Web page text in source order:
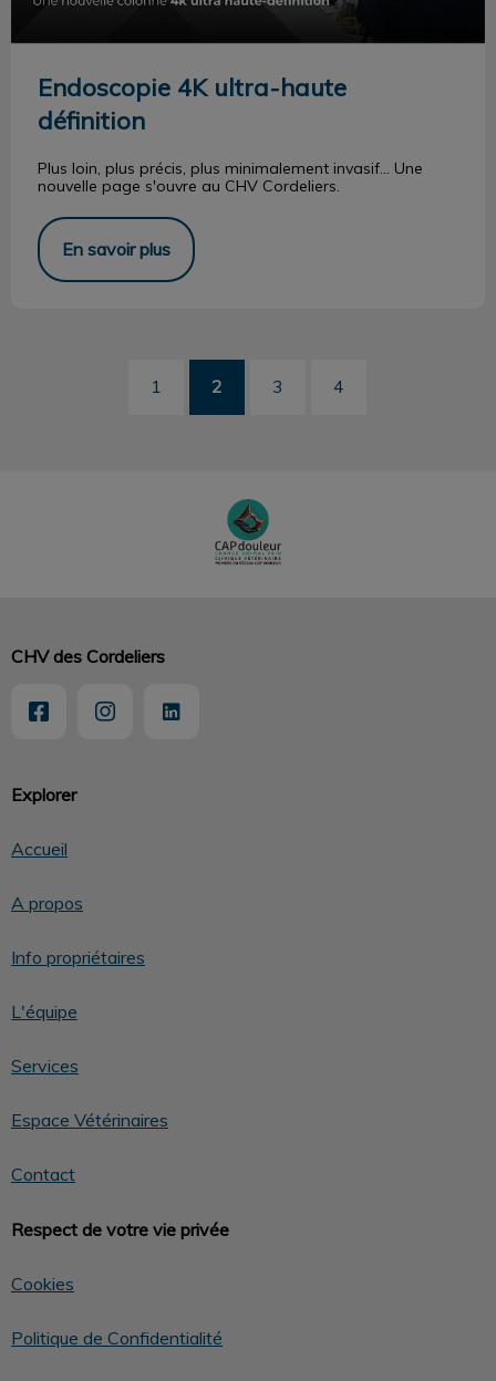
Endoscopie 4K ultra-haute
définition
Plus loin, plus précis, plus minimalement invasif... Une
nouvelle page s'ouvre au CHV Cordeliers.
En savoir plus
1 2 3 4
Explorer
Accueil
A propos
Info propriétaires
L'équipe
Services
Espace Vétérinaires
Contact
Respect de votre vie privée
Cookies
Politique de Confidentialité
CHV des Cordeliers